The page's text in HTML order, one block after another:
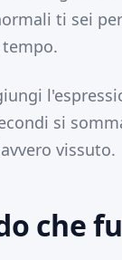
ti sei
si
vissuto.
che